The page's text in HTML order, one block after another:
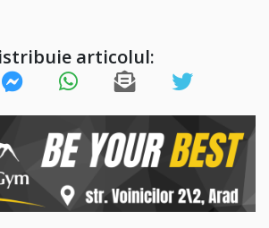
articolul: